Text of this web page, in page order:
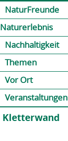
NaturFreunde
Naturerlebnis
Nachhaltigkeit
Themen
Vor Ort
Veranstaltungen
Kletterwand